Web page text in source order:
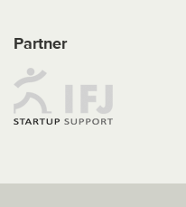
Partner